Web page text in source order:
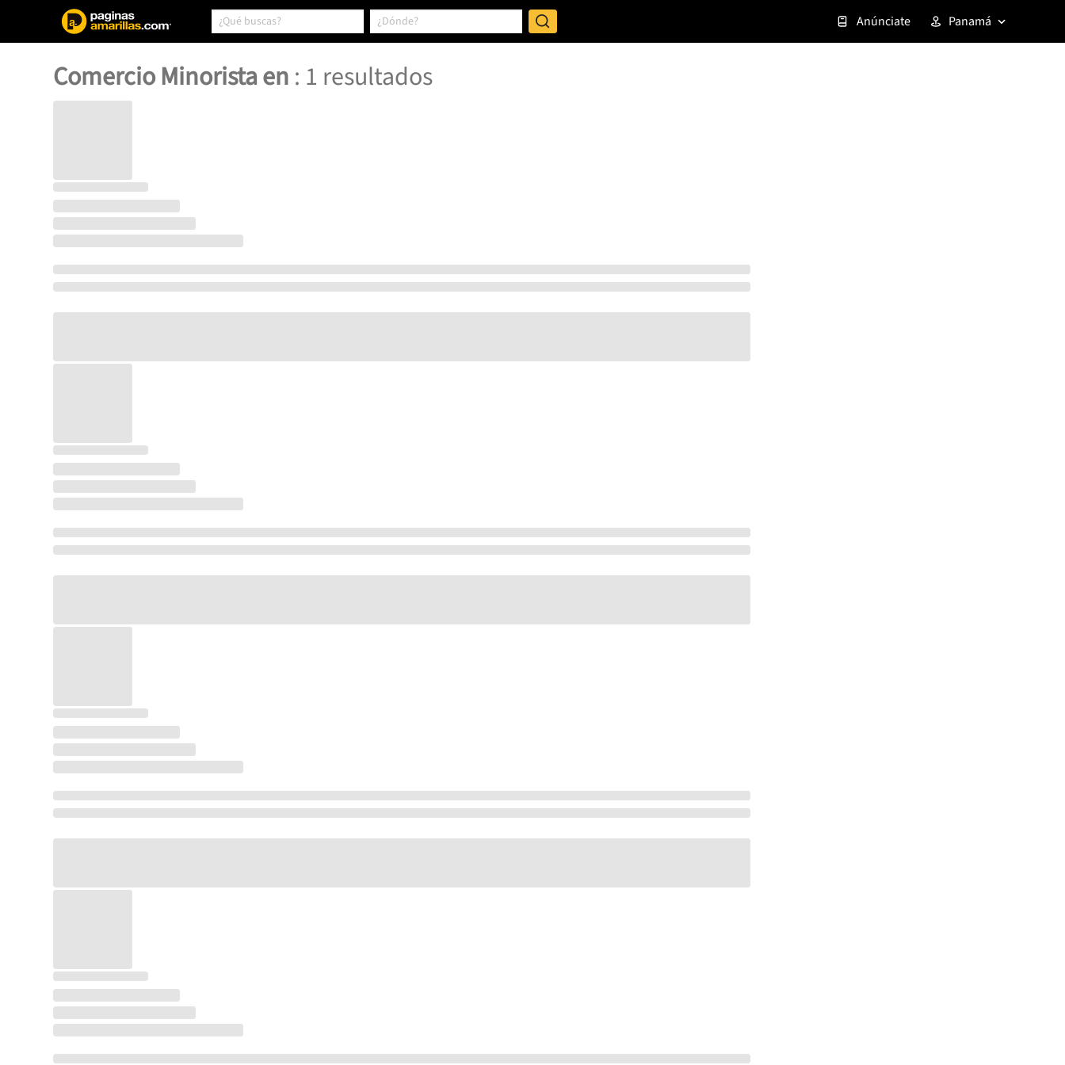
Anúnciate Panamá
Comercio Minorista en: 1 resultados